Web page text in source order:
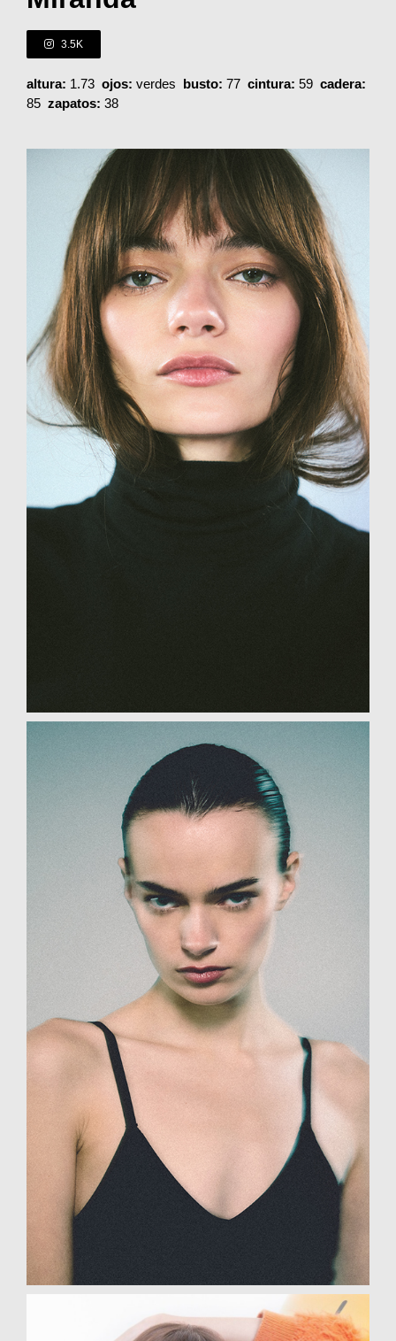
3.5K
altura: 1.73 ojos: verdes busto: 77 cintura: 59 cadera:
85 zapatos: 38